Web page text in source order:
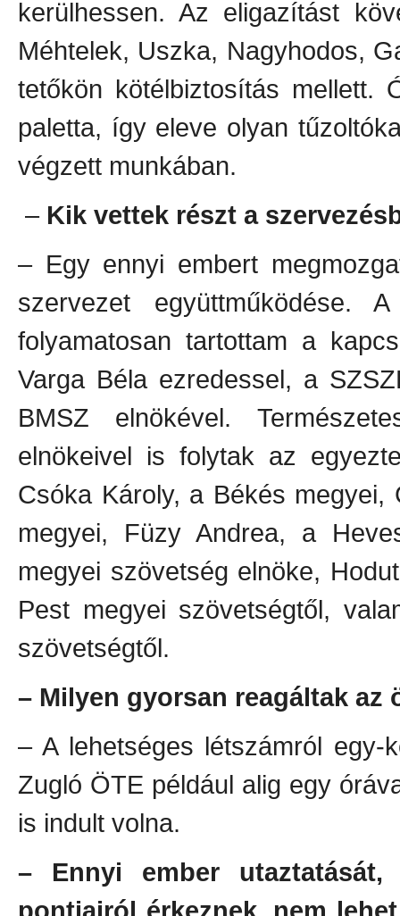
kerülhessen. Az eligazítást
Méhtelek, Uszka, Nagyhodos,
tetőkön kötélbiztosítás mellett.
paletta, így eleve olyan
végzett munkában.
– Kik vettek részt a
– Egy ennyi embert
szervezet együttműködése.
folyamatosan tartottam a
Varga Béla ezredessel, a
BMSZ elnökével.
elnökeivel is folytak az
Csóka Károly, a Békés megyei,
megyei, Füzy Andrea, a
megyei szövetség elnöke,
Pest megyei szövetségtől,
szövetségtől.
– Milyen gyorsan reagáltak az
– A lehetséges létszámról egy-
Zugló ÖTE például alig egy
is indult volna.
– Ennyi ember